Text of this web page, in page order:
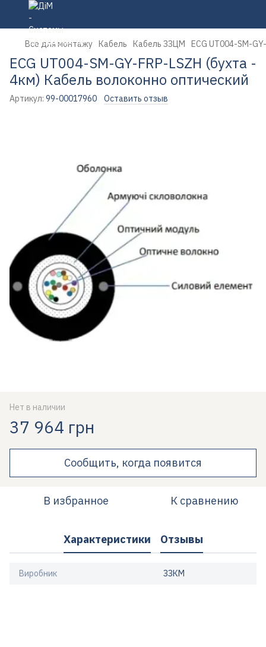
Все для монтажу Кабель Кабель ЗЗЦМ ECG UT004-SM-
ECG UT004-SM-GY-FRP-LSZH (бухта -
4км) Кабель волоконно оптический
Артикул: 99-00017960 Оставить отзыв
Нет в наличии
37 964 грн
Сообщить, когда появится
В избранное К сравнению
Характеристики Отзывы
Виробник ЗЗКМ